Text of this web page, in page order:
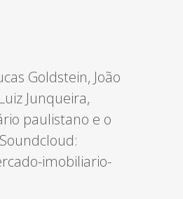
Goldstein, João
Junqueira,
paulistano e o
imobiliario-